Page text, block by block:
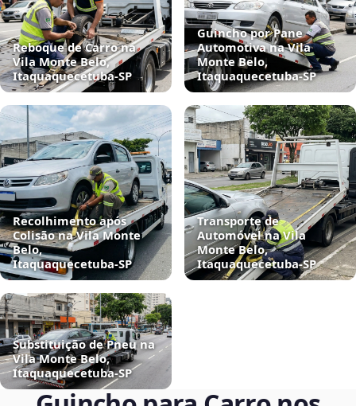
Reboque de Carro na
Vila Monte Belo,
Itaquaquecetuba‑SP
Guincho por Pane
Automotiva na Vila
Monte Belo,
Itaquaquecetuba‑SP
Recolhimento após
Colisão na Vila Monte
Belo,
Itaquaquecetuba‑SP
Transporte de
Automóvel na Vila
Monte Belo,
Itaquaquecetuba‑SP
Substituição de Pneu na
Vila Monte Belo,
Itaquaquecetuba‑SP